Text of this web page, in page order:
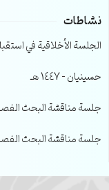
نشاطات
الجلسة الأخلاقية في
حسينيان – 1447 هـ
جلسة مناقشة البحث الفصلي
جلسة مناقشة البحث الفصلي –